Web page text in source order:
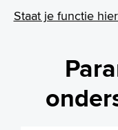
Staat je functie